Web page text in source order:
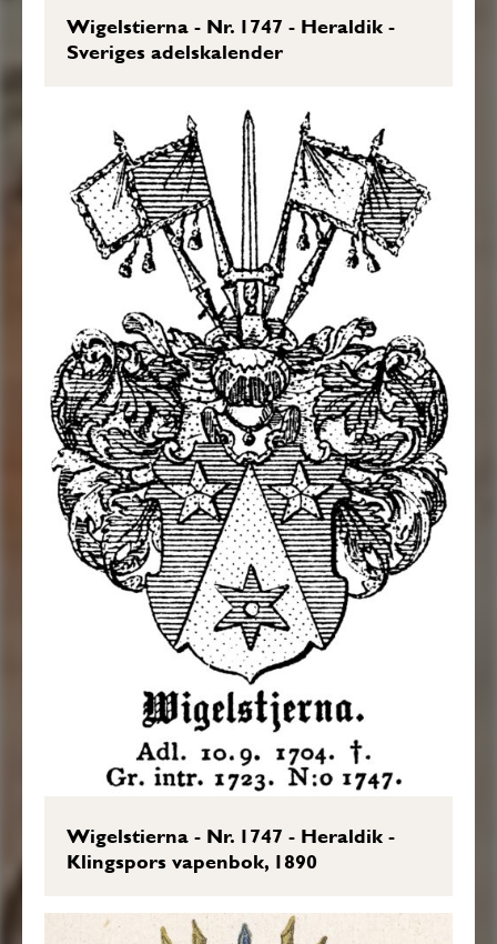
Wigelstierna - Nr. 1747 - Heraldik -
Sveriges adelskalender
Wigelstierna - Nr. 1747 - Heraldik -
Klingspors vapenbok, 1890